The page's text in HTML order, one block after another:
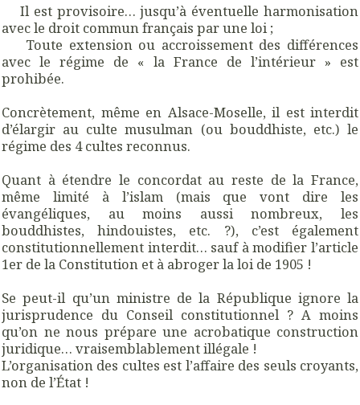
Il est provisoire… jusqu’à éventuelle harmonisation
avec le droit commun français par une loi ;
Toute extension ou accroissement des différences
avec le régime de « la France de l’intérieur » est
prohibée.
Concrètement, même en Alsace-Moselle, il est interdit
d’élargir au culte musulman (ou bouddhiste, etc.) le
régime des 4 cultes reconnus.
Quant à étendre le concordat au reste de la France,
même limité à l’islam (mais que vont dire les
évangéliques, au moins aussi nombreux, les
bouddhistes, hindouistes, etc. ?), c’est également
constitutionnellement interdit… sauf à modifier l’article
1er de la Constitution et à abroger la loi de 1905 !
Se peut-il qu’un ministre de la République ignore la
jurisprudence du Conseil constitutionnel ? A moins
qu’on ne nous prépare une acrobatique construction
juridique… vraisemblablement illégale !
L’organisation des cultes est l’affaire des seuls croyants,
non de l’État !